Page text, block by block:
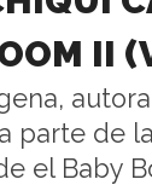
II
parte de
el Baby